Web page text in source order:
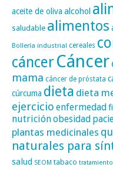
aceite de oliva alcohol
saludable alimentos
Bollería industrial cereales
cáncerCáncer
mama cáncer de próstata
cúrcuma dieta dieta
ejercicio enfermedad
nutriciónobesidad
plantas medicinales
naturales para
salud SEOM tabaco tratamiento